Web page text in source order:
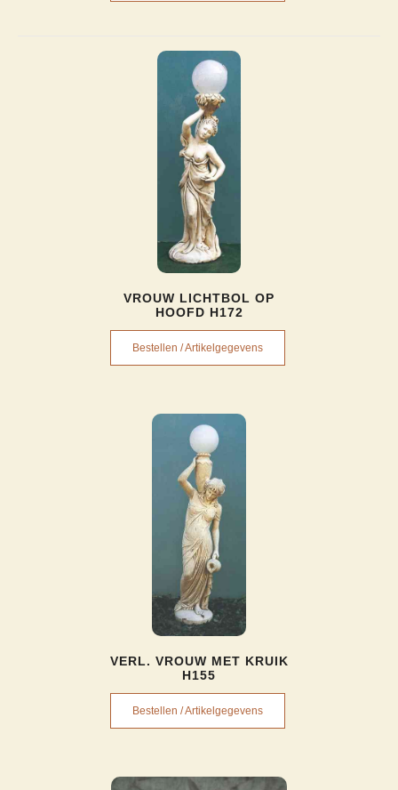
VROUW LICHTBOL OP
HOOFD H172
Bestellen / Artikelgegevens
VERL. VROUW MET KRUIK
H155
Bestellen / Artikelgegevens